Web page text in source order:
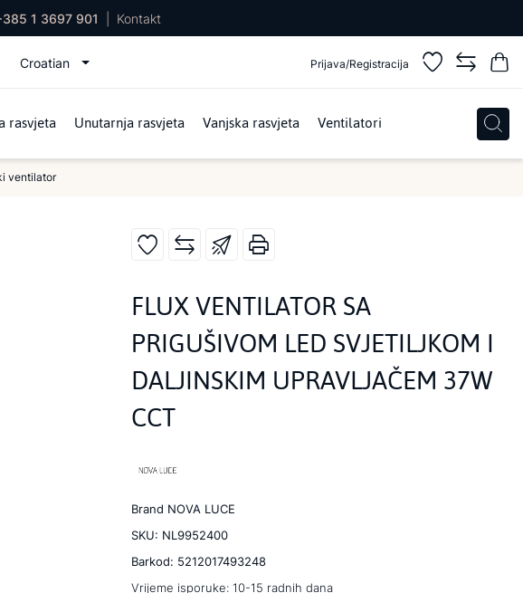
1 3697 901 Kontakt
Croatian Prijava/Registracija
rasvjeta Unutarnja rasvjeta Vanjska rasvjeta Ventilatori
ventilator
FLUX VENTILATOR SA
PRIGUŠIVOM LED SVJETILJKOM I
DALJINSKIM UPRAVLJAČEM 37W
CCT
Brand NOVA LUCE
SKU: NL9952400
Barkod: 5212017493248
Vrijeme isporuke: 10-15 radnih dana